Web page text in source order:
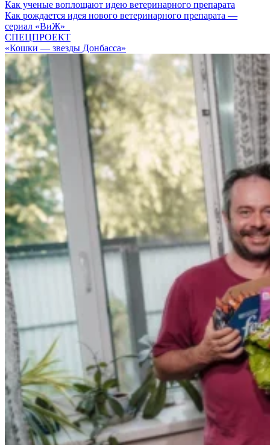
Как ученые воплощают идею ветеринарного препарата
Как рождается идея нового ветеринарного препарата —
сериал «ВиЖ»
СПЕЦПРОЕКТ
«Кошки — звезды Донбасса»